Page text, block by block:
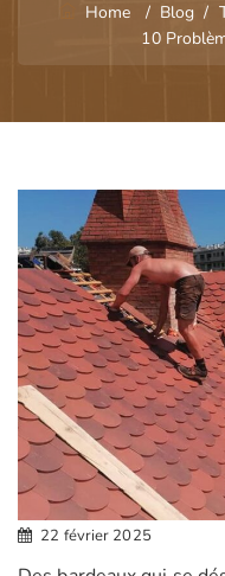
Home / Blog /
10
22 février 2025